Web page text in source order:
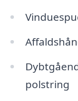
polstring